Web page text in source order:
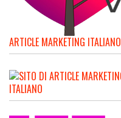
ARTICLE MARKETING ITALIANO
ITALIANO